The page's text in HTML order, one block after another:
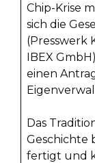
Chip-Krise
sich die
(Presswerk
IBEX
einen
Das
Geschichte
fertigt und